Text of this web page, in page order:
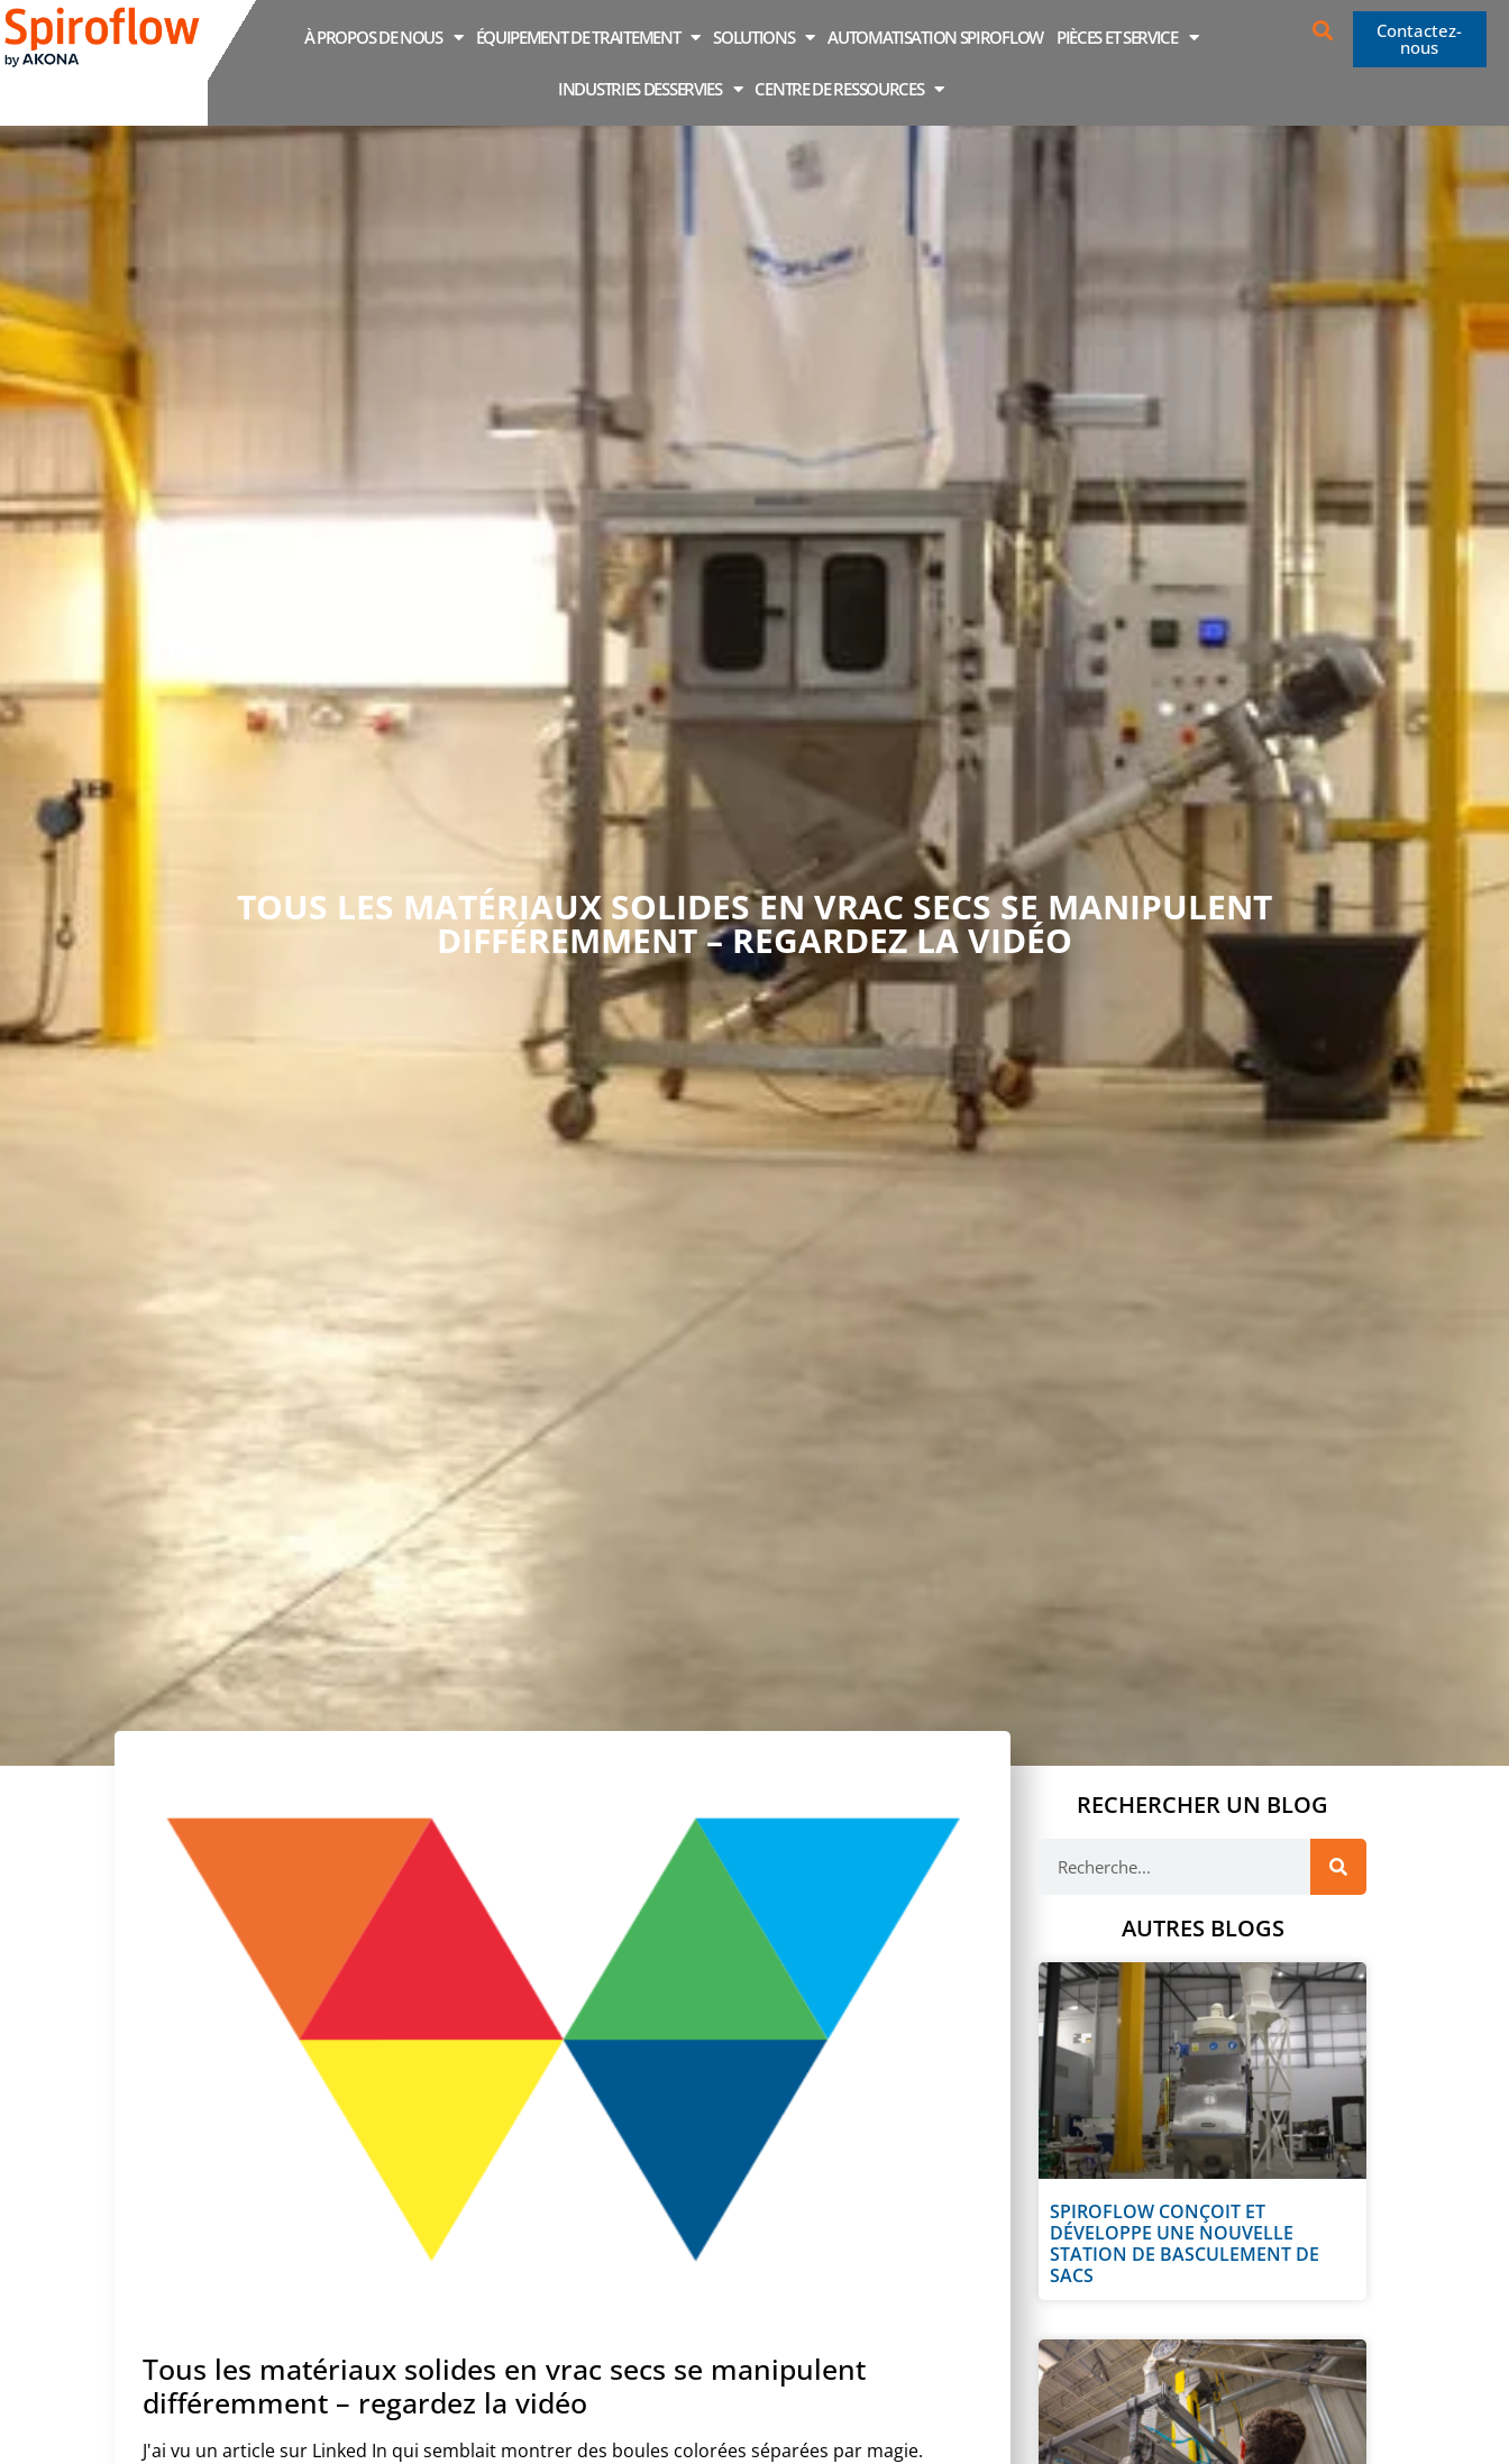
À PROPOS DE NOUS ÉQUIPEMENT DE TRAITEMENT SOLUTIONS AUTOMATISATION SPIROFLOW PIÈCES ET SERVICE
INDUSTRIES DESSERVIES CENTRE DE RESSOURCES
Contactez-
nous
TOUS LES MATÉRIAUX SOLIDES EN VRAC SECS SE MANIPULENT
DIFFÉREMMENT – REGARDEZ LA VIDÉO
Tous les matériaux solides en vrac secs se manipulent
différemment – regardez la vidéo
J'ai vu un article sur Linked In qui semblait montrer des boules colorées séparées par magie.
RECHERCHER UN BLOG
AUTRES BLOGS
SPIROFLOW CONÇOIT ET
DÉVELOPPE UNE NOUVELLE
STATION DE BASCULEMENT DE
SACS